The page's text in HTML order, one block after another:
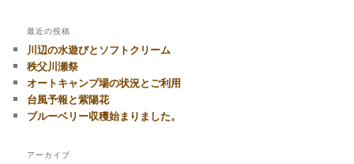
最近の投稿
川辺の水遊びとソフトクリーム
秩父川瀬祭
オートキャンプ場の状況とご利用
台風予報と紫陽花
ブルーベリー収穫始まりました。
アーカイブ